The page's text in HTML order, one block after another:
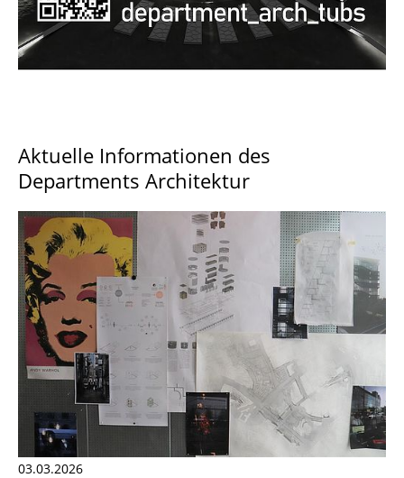
Aktuelle Informationen des
Departments Architektur
03.03.2026